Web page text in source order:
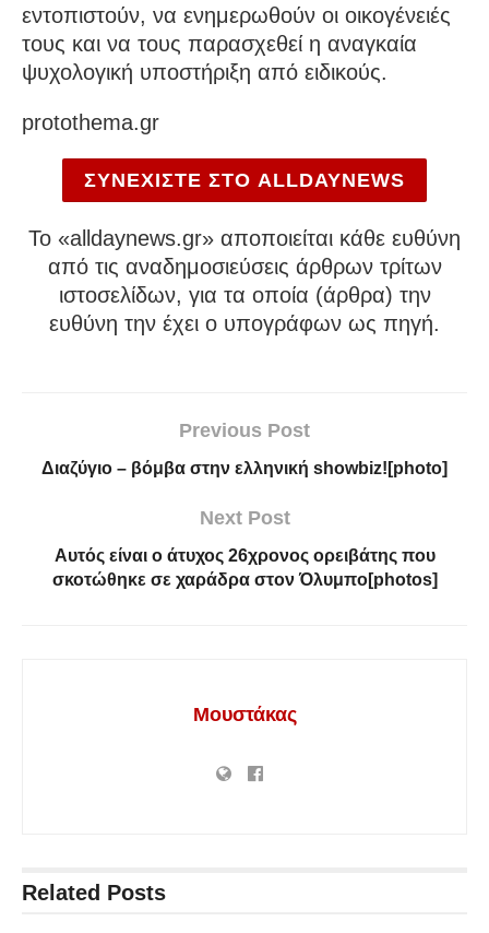
εντοπιστούν, να ενημερωθούν οι οικογένειές
τους και να τους παρασχεθεί η αναγκαία
ψυχολογική υποστήριξη από ειδικούς.
protothema.gr
ΣΥΝΕΧΙΣΤΕ ΣΤΟ ALLDAYNEWS
To «alldaynews.gr» αποποιείται κάθε ευθύνη
από τις αναδημοσιεύσεις άρθρων τρίτων
ιστοσελίδων, για τα οποία (άρθρα) την
ευθύνη την έχει ο υπογράφων ως πηγή.
Previous Post
Διαζύγιο – βόμβα στην ελληνική showbiz![photo]
Next Post
Αυτός είναι ο άτυχος 26χρονος ορειβάτης που
σκοτώθηκε σε χαράδρα στον Όλυμπο[photos]
Μουστάκας
Related Posts